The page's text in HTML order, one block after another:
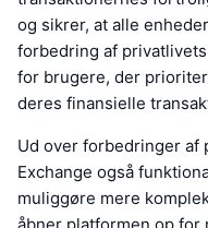
og sikrer, at alle
forbedring af
for brugere, der
deres finansielle
Ud over forbedringer af
Exchange også
muliggøre mere